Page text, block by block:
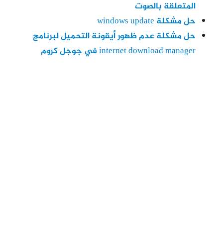
المتعلقة بالصوت
حل مشكلة windows update
حل مشكلة عدم ظهور أيقونة التحميل لبرنامج
internet download manager في جوجل كروم